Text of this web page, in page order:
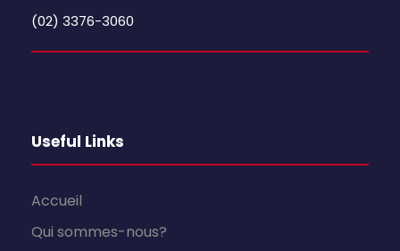
(02) 3376-3060
Useful Links
Accueil
Qui sommes-nous?